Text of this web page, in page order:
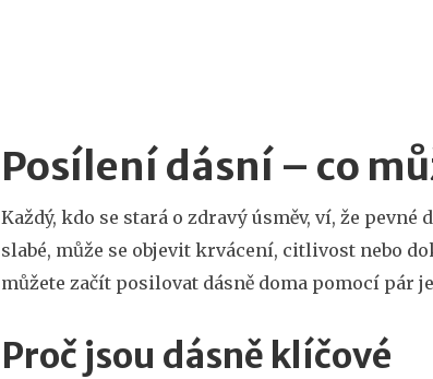
Posílení dásní – co
Každý, kdo se stará o zdravý úsměv, ví, že
slabé, může se objevit krvácení, citlivost nebo
můžete začít posilovat dásně doma pomocí pár
Proč jsou dásně klíčové